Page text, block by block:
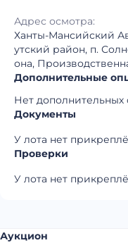
Адрес осмотра:
Ханты-Мансийский
утский район, п.
она,
Дополнительные
Нет дополнительных
Документы
У лота нет
Проверки
У лота нет
Аукцион